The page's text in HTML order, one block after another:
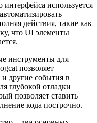
интерфейса используется
действия, такие как
что UI элементы
инструменты для
позволяет
другие события в
глубокой отладки
позволяет ставить
кода построчно.